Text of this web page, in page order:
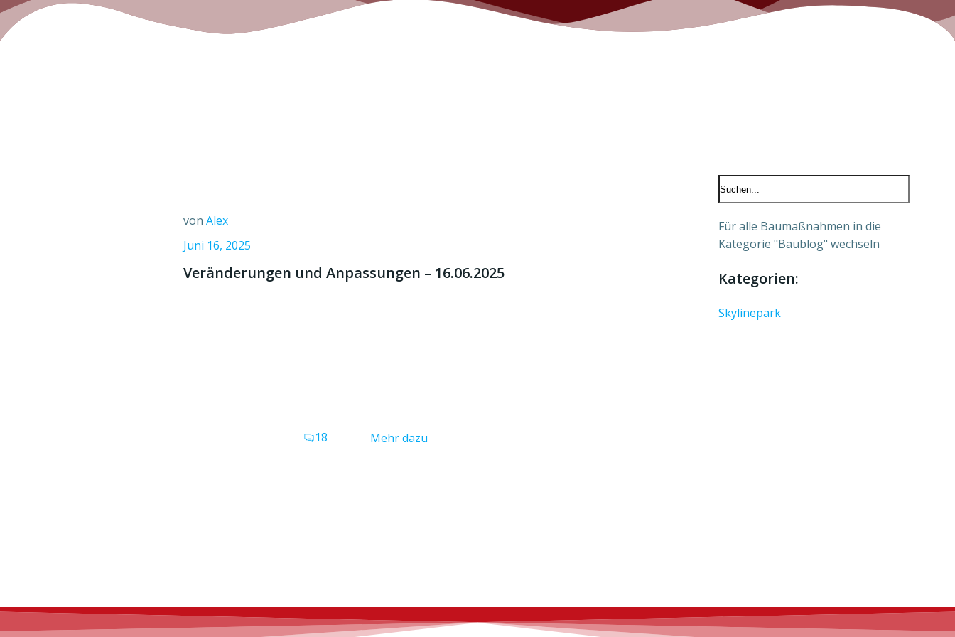
von Alex
Juni 16, 2025
Veränderungen und Anpassungen – 16.06.2025
18 Mehr dazu
Für alle Baumaßnahmen in die
Kategorie "Baublog" wechseln
Kategorien:
Skylinepark